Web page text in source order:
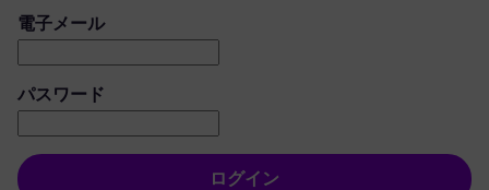
ログイン：ユーザーとパスワード
電子メール
パスワード
ログイン